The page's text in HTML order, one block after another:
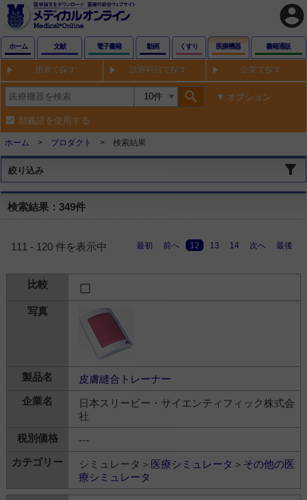
account_circle
ホーム 文献 電子書籍 動画 くすり 医療機器 書籍通販
用途で探す 診療科目で探す 企業で探す
search オプション
類義語を使用する
ホーム プロダクト 検索結果
絞り込み
検索結果：349件
111 - 120 件を表示中 最初 前へ 12 13 14 次へ 最後
皮膚縫合トレーナー
日本スリービー・サイエンティフィック株式会
社
---
シミュレータ＞ 医療シミュレータ ＞ その他の医
療シミュレータ